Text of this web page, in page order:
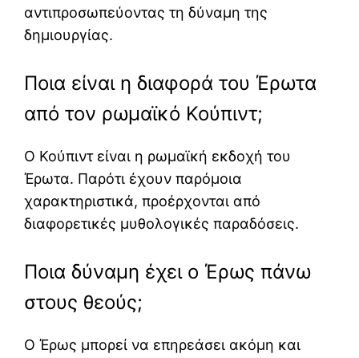
αντιπροσωπεύοντας τη δύναμη της
δημιουργίας.
Ποια είναι η διαφορά του Έρωτα
από τον ρωμαϊκό Κούπιντ;
Ο Κούπιντ είναι η ρωμαϊκή εκδοχή του
Έρωτα. Παρότι έχουν παρόμοια
χαρακτηριστικά, προέρχονται από
διαφορετικές μυθολογικές παραδόσεις.
Ποια δύναμη έχει ο Έρως πάνω
στους θεούς;
Ο Έρως μπορεί να επηρεάσει ακόμη και